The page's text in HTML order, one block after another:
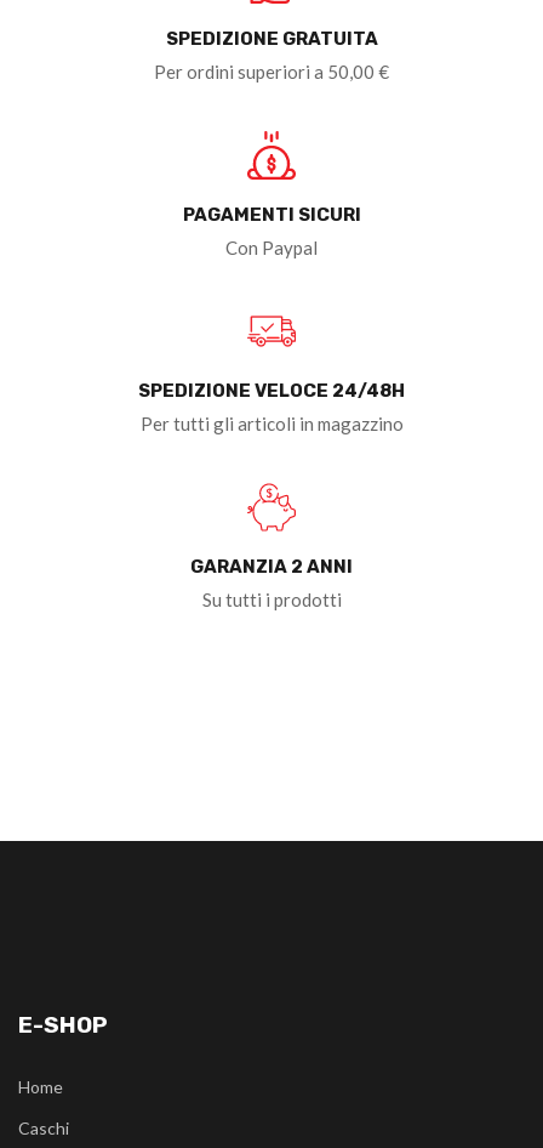
SPEDIZIONE GRATUITA
Per ordini superiori a 50,00 €
PAGAMENTI SICURI
Con Paypal
SPEDIZIONE VELOCE 24/48H
Per tutti gli articoli in magazzino
GARANZIA 2 ANNI
Su tutti i prodotti
E-SHOP
Home
Caschi